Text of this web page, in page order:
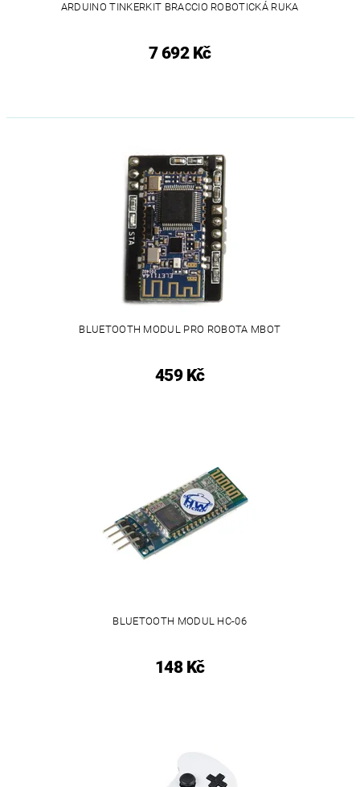
ARDUINO TINKERKIT BRACCIO ROBOTICKÁ RUKA
7 692 Kč
BLUETOOTH MODUL PRO ROBOTA MBOT
459 Kč
BLUETOOTH MODUL HC-06
148 Kč